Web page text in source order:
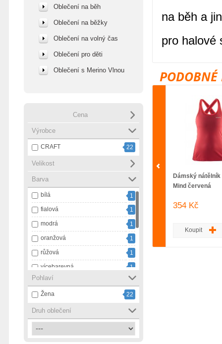
Oblečení na běh
Oblečení na běžky
Oblečení na volný čas
Oblečení pro děti
Oblečení s Merino Vlnou
Cena
Výrobce
CRAFT 22
Velikost
Barva
bílá
1
fialová
1
modrá
1
oranžová
1
růžová
1
vícebarevná
1
černá
8
černá s bílou
3
černá s růžovou
1
Pohlaví
Žena 22
Druh oblečení
na běh a
pro halové
PODOBNÉ
Dámský
Mind červená
354 Kč
Koupit